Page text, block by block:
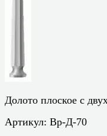
Долото плоское с
Артикул: Вр-Д-70